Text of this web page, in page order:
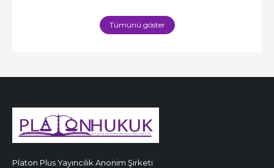
Tümünü göster
Platon Plus Yayıncılık Anonim Şirketi